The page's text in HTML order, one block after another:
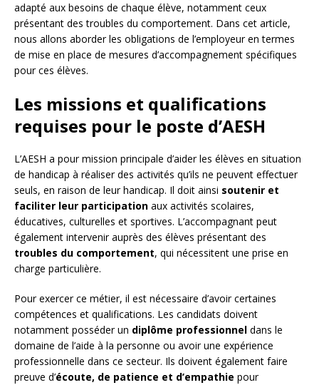
adapté aux besoins de chaque élève, notamment ceux
présentant des troubles du comportement. Dans cet article,
nous allons aborder les obligations de l’employeur en termes
de mise en place de mesures d’accompagnement spécifiques
pour ces élèves.
Les missions et qualifications
requises pour le poste d’AESH
L’AESH a pour mission principale d’aider les élèves en situation
de handicap à réaliser des activités qu’ils ne peuvent effectuer
seuls, en raison de leur handicap. Il doit ainsi soutenir et
faciliter leur participation aux activités scolaires,
éducatives, culturelles et sportives. L’accompagnant peut
également intervenir auprès des élèves présentant des
troubles du comportement, qui nécessitent une prise en
charge particulière.
Pour exercer ce métier, il est nécessaire d’avoir certaines
compétences et qualifications. Les candidats doivent
notamment posséder un diplôme professionnel dans le
domaine de l’aide à la personne ou avoir une expérience
professionnelle dans ce secteur. Ils doivent également faire
preuve d’écoute, de patience et d’empathie pour